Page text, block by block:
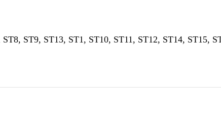
ST9, ST13, ST1, ST10, ST11, ST12, ST14, ST15,